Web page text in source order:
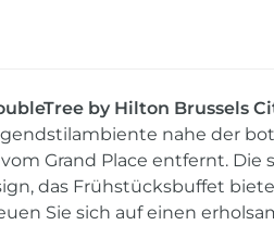
by Hilton Brussels
nahe der
Grand Place entfernt.
das Frühstücksbuffet
Sie sich auf einen